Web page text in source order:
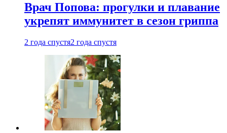
Врач Попова: прогулки и плавание
укрепят иммунитет в сезон гриппа
2 года спустя2 года спустя